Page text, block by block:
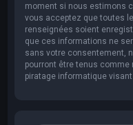
moment si nous estimons
vous acceptez que toutes
renseignées soient
que ces informations ne
sans votre consentement,
pourront être tenus
piratage informatique